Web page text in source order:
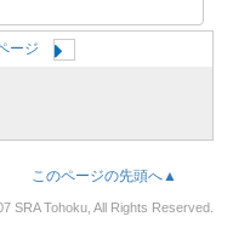
ージ
このページの先頭へ▲
SRA Tohoku, All Rights Reserved.